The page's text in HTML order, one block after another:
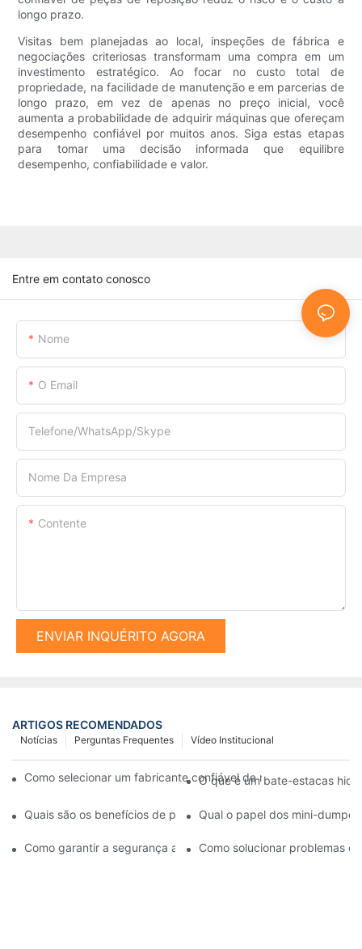
longo prazo.
Visitas bem planejadas ao local, inspeções de fábrica e
negociações criteriosas transformam uma compra em um
investimento estratégico. Ao focar no custo total de
propriedade, na facilidade de manutenção e em parcerias de
longo prazo, em vez de apenas no preço inicial, você
aumenta a probabilidade de adquirir máquinas que ofereçam
desempenho confiável por muitos anos. Siga estas etapas
para tomar uma decisão informada que equilibre
desempenho, confiabilidade e valor.
Entre em contato conosco
Nome
O Email
Telefone/WhatsApp/Skype
Nome Da Empresa
Contente
ENVIAR INQUÉRITO AGORA
ARTIGOS RECOMENDADOS
Vídeo Institucional
Perguntas Frequentes
Notícias
Como selecionar um fabricante confiável de máquinas de
O que é um bate-estacas
Quais são os benefícios de personalizar seu equipamento de
Qual o papel dos mini-
Como garantir a segurança ao operar um dumper sobre
Como solucionar problemas